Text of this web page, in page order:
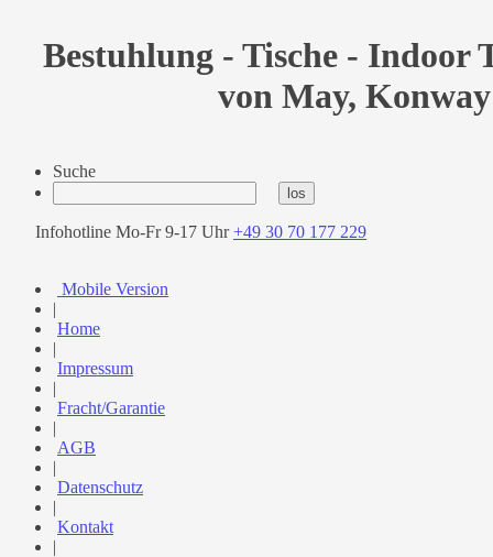
Bestuhlung - Tische - Indoor
von May, Konway
Suche
Infohotline Mo-Fr 9-17 Uhr+49 30 70 177 229
Mobile Version
|
Home
|
Impressum
|
Fracht/Garantie
|
AGB
|
Datenschutz
|
Kontakt
|